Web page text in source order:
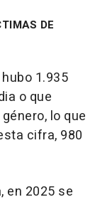
DE
1.935
o que
lo que
cifra, 980
en 2025 se